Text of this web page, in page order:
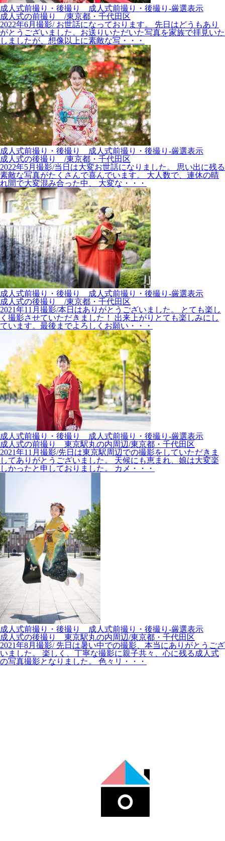
成人式前撮り・後撮り__成人式前撮り・後撮り-厳選表示
成人式の前撮り /東京都・千代田区
2022年6月撮影/ お世話になっております。 先日はどうもあり
がとうございました。お送りいただいた写真を家族で拝見いた
しましたが、想像以上に素敵な写・・・
成人式前撮り・後撮り__成人式前撮り・後撮り-厳選表示
成人式の後撮り /東京都・千代田区
2022年5月撮影/当日は大変お世話になりました。 思い出に残る
素敵な写真がたくさんで喜んでいます。 大人数で、連休の晴
れ間で大変混み合った中、 大変な・・・
成人式前撮り・後撮り__成人式前撮り・後撮り-厳選表示
成人式の後撮り /東京都・千代田区
2021年11月撮影/本日はありがとうございました。 とても楽し
く撮影させていただきました！ 出来上がりとても楽しみにし
ています。最後までよろしくお願い・・・
成人式前撮り・後撮り__成人式前撮り・後撮り-厳選表示
成人式の前撮り 東京駅丸の内周辺/東京都・千代田区
2021年11月撮影/先日は東京駅周辺での撮影をしていただきま
してありがとうございました。 天候にも恵まれ、娘は大変楽
しかったと申しておりました。 カメ・・・
成人式前撮り・後撮り__成人式前撮り・後撮り-厳選表示
成人式の後撮り 東京駅丸の内周辺/東京都・千代田区
2021年8月撮影/ 先日は暑い中での撮影、本当にありがとうござ
いました。 楽しく、丁寧な撮影に親子共々、心に残る成人式
の写真撮影となりました。 色々リ・・・